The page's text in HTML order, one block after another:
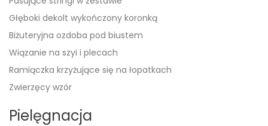
Głęboki dekolt wykończony koronką
Biżuteryjna ozdoba pod biustem
Wiązanie na szyi i plecach
Ramiączka krzyżujące się na łopatkach
Zwierzęcy wzór
Pielęgnacja